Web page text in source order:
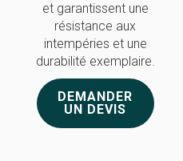
et garantissent une
résistance aux
intempéries et une
durabilité exemplaire.
DEMANDER
UN DEVIS